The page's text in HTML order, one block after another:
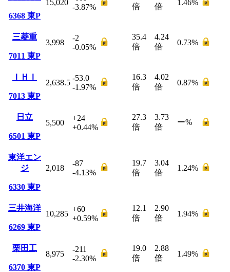
6368 東P
15,020
-3.87%
倍
倍
1.46%
三菱重
7011 東P
3,998
-2
-0.05%
35.4
倍
4.24
倍
0.73%
ＩＨＩ
7013 東P
2,638.5
-53.0
-1.97%
16.3
倍
4.02
倍
0.87%
日立
6501 東P
5,500
+24
+0.44%
27.3
倍
3.73
倍
ー%
東洋エン
ジ
6330 東P
2,018
-87
-4.13%
19.7
倍
3.04
倍
1.24%
三井海洋
6269 東P
10,285
+60
+0.59%
12.1
倍
2.90
倍
1.94%
栗田工
6370 東P
8,975
-211
-2.30%
19.0
倍
2.88
倍
1.49%